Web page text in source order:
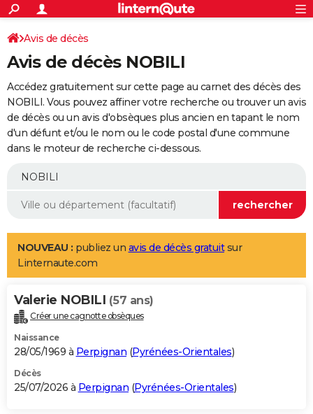
ACTUALITÉS
Politique
Société
Faits Divers
Education
Monde
Villes
+
SPORT
Coupe du monde 2026
Football
Tennis
Cyclisme
Rugby
Forum
Programme TV
TNT
Streaming
Cinéma
Sorties cinéma
Musique
+
FINANCE
Retraite
Impôts
Epargne
Immobilier
Risques naturels par ville
Banque
Assurance
Crédit
AUTO
Essais
Réserver un essai
Citadines
Berlines
SUV
Forum auto
+
Mobiles
Meilleur smartphone
Internet
Ordinateurs
Jeux vidéo
Guide high-tech
Aménagement intérieur
LIFESTYLE
Art de vivre
Bien-être
Loisirs
Mode
Modes de vie
Alimentation
Guide de la santé
Maladies
Médicaments
Sommeil
VOYAGE
Destinations
City break
Voyage nature
Voyage de noces
Forum
Climat
+PHOTO
GUIDES D'ACHAT
BONS PLANS
Avis de décès
Avis de décès NOBILI
Accédez gratuitement sur cette page au carnet des décès des
NOBILI. Vous pouvez affiner votre recherche ou trouver un avis
de décès ou un avis d'obsèques plus ancien en tapant le nom
d'un défunt et/ou le nom ou le code postal d'une commune
dans le moteur de recherche ci-dessous.
NOUVEAU : publiez un avis de décès gratuitsur
Linternaute.com
Valerie NOBILI (57 ans)
Créer une cagnotte obsèques
Naissance
28/05/1969 à Perpignan (Pyrénées-Orientales)
Décès
25/07/2026 à Perpignan (Pyrénées-Orientales)